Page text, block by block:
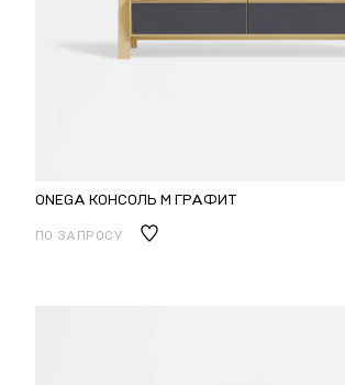
ONEGA КОНСОЛЬ M ГРАФИТ
ПО ЗАПРОСУ